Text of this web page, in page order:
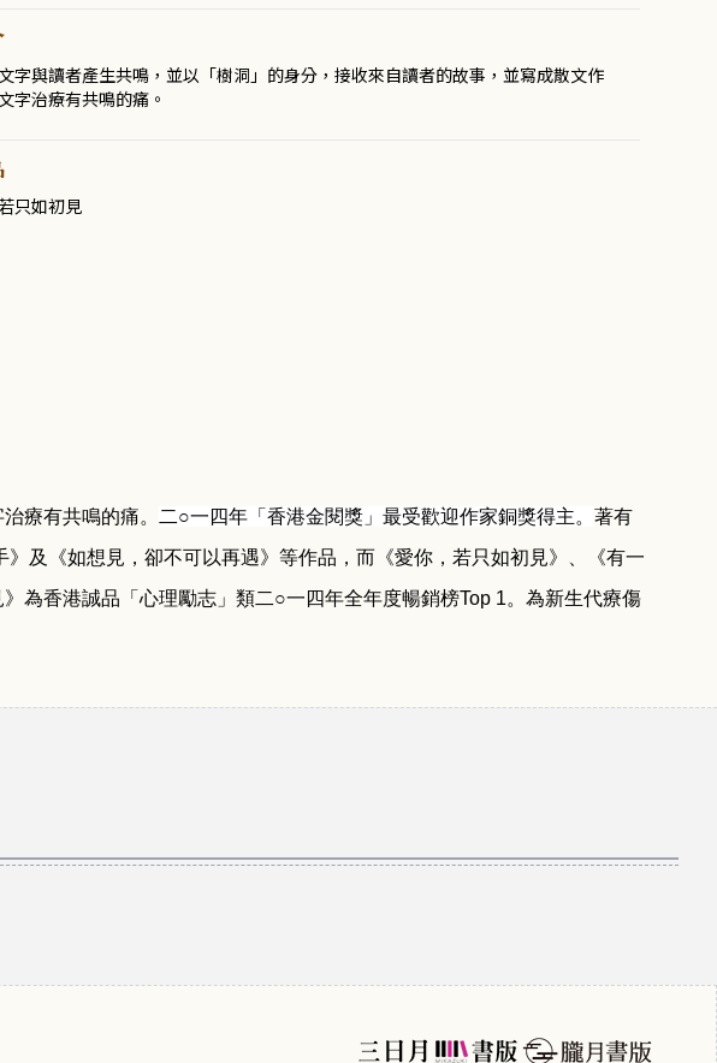
字與讀者產生共鳴，並以「樹洞」的身分，接收來自讀者的故事，並寫成散文作
字治療有共鳴的痛。
只如初見
療有共鳴的痛。 二○一四年「香港金閱獎」最受歡迎作家銅獎得主。 著有
及《如想見，卻不可以再遇》等作品， 而 《愛你，若只如初見》
《有一
為香港誠品「心理勵志」類二○一四年全年度暢銷榜Top 1。為新生代療傷